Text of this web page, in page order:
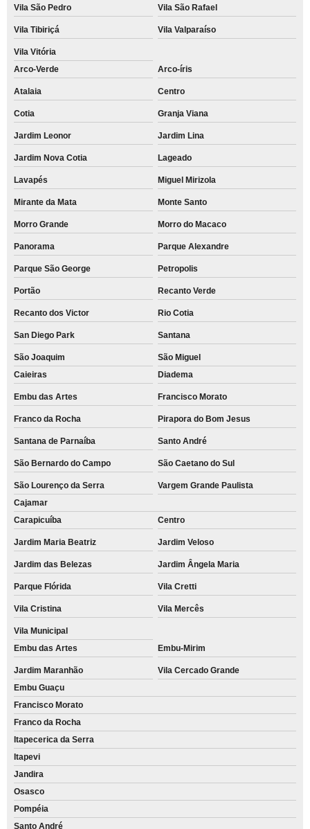
Vila São Pedro Vila São Rafael
Vila Tibiriçá Vila Valparaíso
Vila Vitória
Arco-Verde
Arco-íris
Atalaia Centro
Cotia Granja Viana
Jardim Leonor Jardim Lina
Jardim Nova Cotia Lageado
Lavapés Miguel Mirizola
Mirante da Mata Monte Santo
Morro Grande Morro do Macaco
Panorama Parque Alexandre
Parque São George Petropolis
Portão Recanto Verde
Recanto dos Victor Rio Cotia
San Diego Park Santana
São Joaquim
São Miguel
Caieiras
Diadema
Embu das Artes Francisco Morato
Franco da Rocha Pirapora do Bom Jesus
Santana de Parnaíba Santo André
São Bernardo do Campo São Caetano do Sul
São Lourenço da Serra
Vargem Grande Paulista
Cajamar
Carapicuíba
Centro
Jardim Maria Beatriz Jardim Veloso
Jardim das Belezas Jardim Ângela Maria
Parque Flórida Vila Cretti
Vila Cristina Vila Mercês
Vila Municipal
Embu das Artes
Embu-Mirim
Jardim Maranhão
Vila Cercado Grande
Embu Guaçu
Francisco Morato
Franco da Rocha
Itapecerica da Serra
Itapevi
Jandira
Osasco
Pompéia
Santo André